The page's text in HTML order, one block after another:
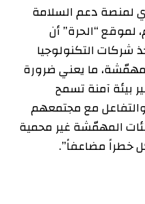
لمنصة دعم السلامة
“الحرة” أن
شركات التكنولوجيا
مهمّشة، ما يعني ضرورة
بيئة آمنة تسمح
والتفاعل مع مجتمعهم
المهمّشة غير محمية
خطراً مضاعفاً”.